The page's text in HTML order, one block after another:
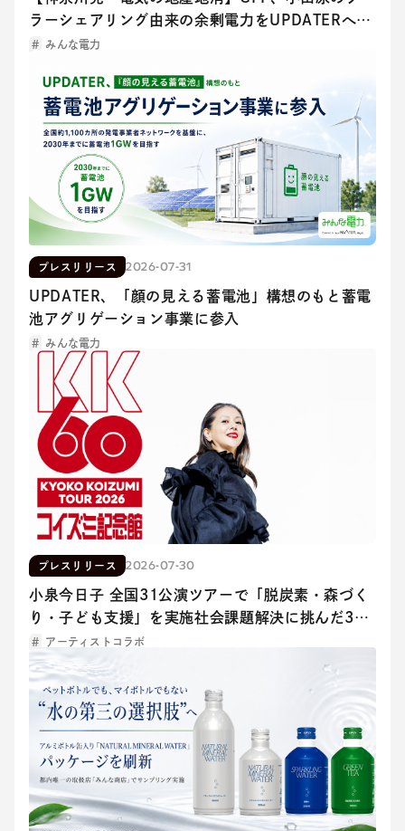
ラーシェアリング由来の余剰電力をUPDATERへ供
給。横浜商科大学の「再エネ100％化」を電力融通
みんな電力
プレスリリース 2026-07-31
UPDATER、「顔の見える蓄電池」構想のもと蓄電
池アグリゲーション事業に参入
みんな電力
プレスリリース 2026-07-30
小泉今日子 全国31公演ツアーで「脱炭素・森づく
り・子ども支援」を実施社会課題解決に挑んだ3つ
のプロジェクト成果を発表
アーティストコラボ